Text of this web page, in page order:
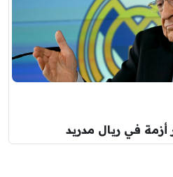
في ريال مدريد